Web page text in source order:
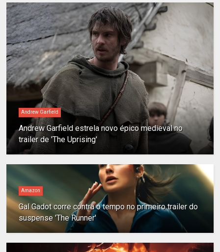
Andrew Garfield
Andrew Garfield estrela novo épico medieval no
trailer de 'The Uprising'
Amazon
Gal Gadot corre contra o tempo no primeiro trailer do
suspense 'The Runner'